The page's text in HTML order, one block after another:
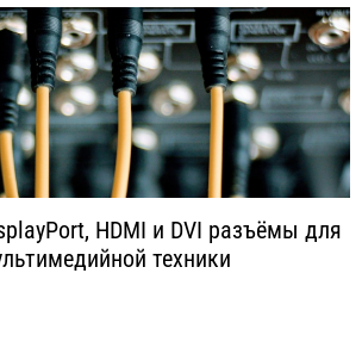
HDMI и DVI разъёмы для
техники